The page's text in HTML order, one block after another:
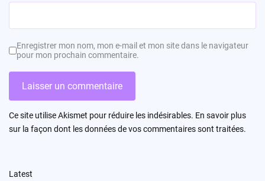
Enregistrer mon nom, mon e-mail et mon site dans le navigateur
pour mon prochain commentaire.
Ce site utilise Akismet pour réduire les indésirables. En savoir plus
sur la façon dont les données de vos commentaires sont traitées.
Latest